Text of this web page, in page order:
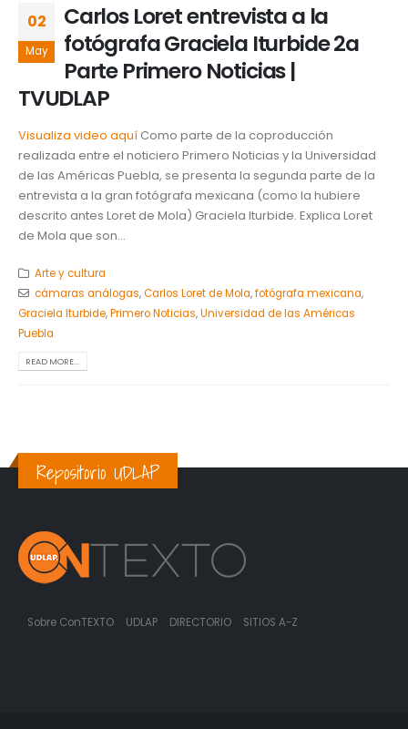
02
May
Carlos Loret entrevista a la
fotógrafa Graciela Iturbide 2a
Parte Primero Noticias |
TVUDLAP
Visualiza video aquí Como parte de la coproducción
realizada entre el noticiero Primero Noticias y la Universidad
de las Américas Puebla, se presenta la segunda parte de la
entrevista a la gran fotógrafa mexicana (como la hubiere
descrito antes Loret de Mola) Graciela Iturbide. Explica Loret
de Mola que son...
Arte y cultura
cámaras análogas,Carlos Loret de Mola,fotógrafa mexicana,
Graciela Iturbide,Primero Noticias,Universidad de las Américas
Puebla
READ MORE...
Repositorio UDLAP
Sobre ConTEXTO UDLAP DIRECTORIO SITIOS A-Z